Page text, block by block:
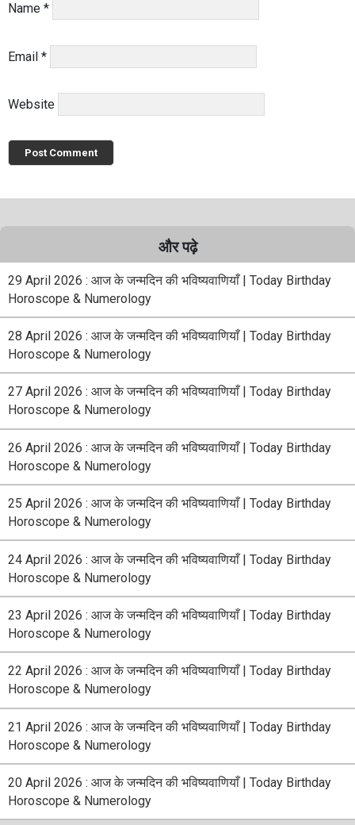
Name *
Email *
Website
और पढ़े
29 April 2026 : आज के जन्मदिन की भविष्यवाणियाँ | Today Birthday
Horoscope & Numerology
28 April 2026 : आज के जन्मदिन की भविष्यवाणियाँ | Today Birthday
Horoscope & Numerology
27 April 2026 : आज के जन्मदिन की भविष्यवाणियाँ | Today Birthday
Horoscope & Numerology
26 April 2026 : आज के जन्मदिन की भविष्यवाणियाँ | Today Birthday
Horoscope & Numerology
25 April 2026 : आज के जन्मदिन की भविष्यवाणियाँ | Today Birthday
Horoscope & Numerology
24 April 2026 : आज के जन्मदिन की भविष्यवाणियाँ | Today Birthday
Horoscope & Numerology
23 April 2026 : आज के जन्मदिन की भविष्यवाणियाँ | Today Birthday
Horoscope & Numerology
22 April 2026 : आज के जन्मदिन की भविष्यवाणियाँ | Today Birthday
Horoscope & Numerology
21 April 2026 : आज के जन्मदिन की भविष्यवाणियाँ | Today Birthday
Horoscope & Numerology
20 April 2026 : आज के जन्मदिन की भविष्यवाणियाँ | Today Birthday
Horoscope & Numerology